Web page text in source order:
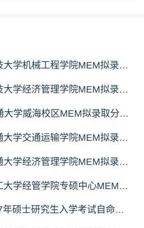
2026北京科技大学机械工程学院MEM拟录取分析解读
2026北京科技大学经济管理学院MEM拟录取分析解读
2026北京交通大学威海校区MEM拟录取分析解读
2026北京交通大学交通运输学院MEM拟录取分析解读
2026北京交通大学经济管理学院MEM拟录取分析解读
2026北京化工大学经管学院专硕中心MEM拟录取分析解读
关于公布2027年硕士研究生入学考试自命题考试科目考试大纲的通知